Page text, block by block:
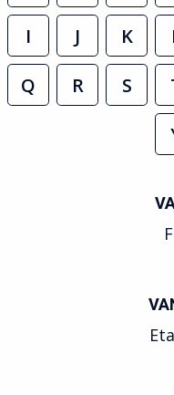
I
J K
Q
R S